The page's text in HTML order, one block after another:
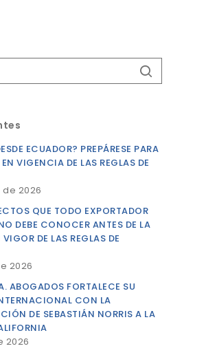
ECUADOR? PREPÁRESE PARA
VIGENCIA DE LAS REGLAS DE
2026
QUE TODO EXPORTADOR
DEBE CONOCER ANTES DE LA
DE LAS REGLAS DE
2026
ABOGADOS FORTALECE SU
CON LA
DE SEBASTIÁN NORRIS A LA
2026